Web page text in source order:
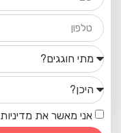
אני מאשר את